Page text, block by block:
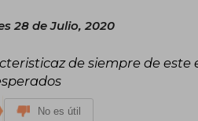
28 de Julio, 2020
de siempre de
No es útil